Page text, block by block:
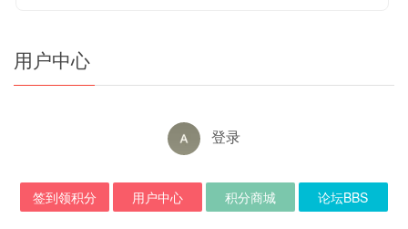
用户中心
登录
签到领积分 用户中心 积分商城 论坛BBS